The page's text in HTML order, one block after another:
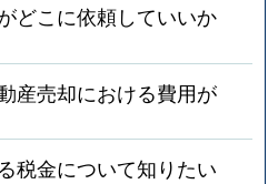
どこに依頼していいか
産売却における費用が
税金について知りたい